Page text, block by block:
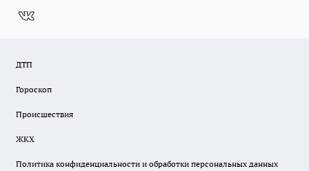
ДТП
Гороскоп
Происшествия
ЖКХ
Политика конфиденциальности и обработки персональных данных